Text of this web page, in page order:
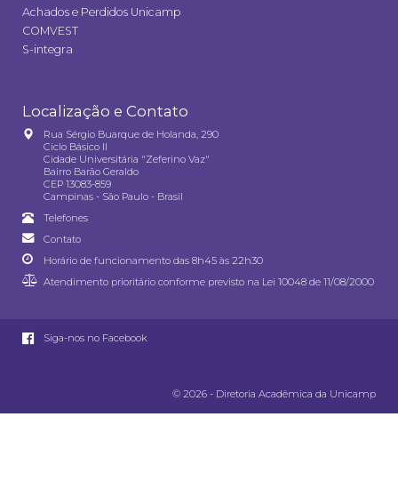
Achados e Perdidos Unicamp
COMVEST
S-integra
Localização e Contato
Rua Sérgio Buarque de Holanda, 290
Ciclo Básico II
Cidade Universitária "Zeferino Vaz"
Bairro Barão Geraldo
CEP 13083-859
Campinas - São Paulo - Brasil
Telefones
Contato
Horário de funcionamento das 8h45 às 22h30
Atendimento prioritário conforme previsto na Lei 10048 de 11/08/2000
Siga-nos no Facebook
© 2026 - Diretoria Acadêmica da Unicamp